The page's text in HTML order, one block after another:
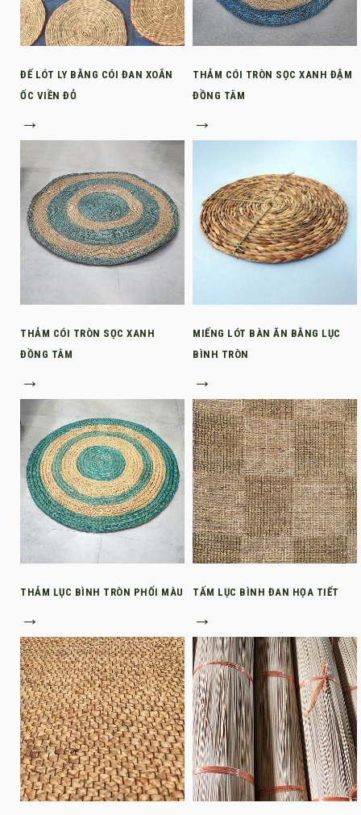
ĐẾ LÓT LY BẰNG CÓI ĐAN XOẮN
ỐC VIỀN ĐỎ
→
THẢM CÓI TRÒN SỌC XANH ĐẬM
ĐỒNG TÂM
→
THẢM CÓI TRÒN SỌC XANH
ĐỒNG TÂM
→
MIẾNG LÓT BÀN ĂN BẰNG LỤC
BÌNH TRÒN
→
THẢM LỤC BÌNH TRÒN PHỐI MÀU
→
TẤM LỤC BÌNH ĐAN HỌA TIẾT
→